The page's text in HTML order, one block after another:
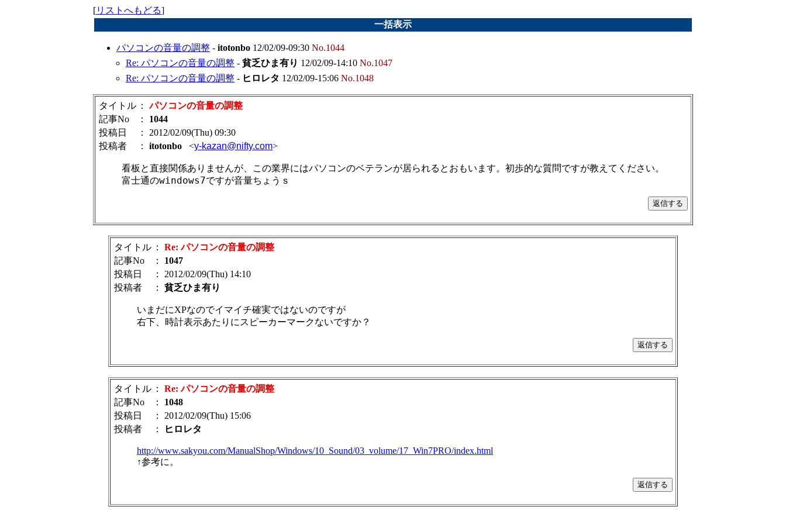
[リストへもどる]
一括表示
パソコンの音量の調整 - itotonbo 12/02/09-09:30 No.1044
Re: パソコンの音量の調整 - 貧乏ひま有り 12/02/09-14:10 No.1047
Re: パソコンの音量の調整 - ヒロレタ 12/02/09-15:06 No.1048
タイトル ：パソコンの音量の調整
記事No
： 1044
投稿日
： 2012/02/09(Thu) 09:30
投稿者
： itotonbo <y-kazan@nifty.com>
看板と直接関係ありませんが、この業界にはパソコンのベテランが居られるとおもいます。初歩的な質問ですが教えてください。
富士通のwindows7ですが音量ちょうｓ
タイトル ： Re: パソコンの音量の調整
記事No
： 1047
投稿日
： 2012/02/09(Thu) 14:10
投稿者
： 貧乏ひま有り
いまだにXPなのでイマイチ確実ではないのですが
右下、時計表示あたりにスピーカーマークないですか？
タイトル ： Re: パソコンの音量の調整
記事No
： 1048
投稿日
： 2012/02/09(Thu) 15:06
投稿者
： ヒロレタ
http://www.sakyou.com/ManualShop/Windows/10_Sound/03_volume/17_Win7PRO/index.html
↑参考に。